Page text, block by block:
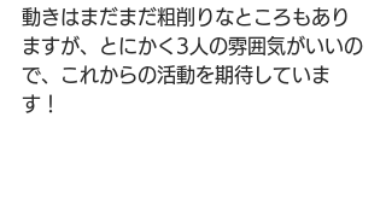
動きはまだまだ粗削りなところもあり
ますが、とにかく3人の雰囲気がいいの
で、これからの活動を期待していま
す！